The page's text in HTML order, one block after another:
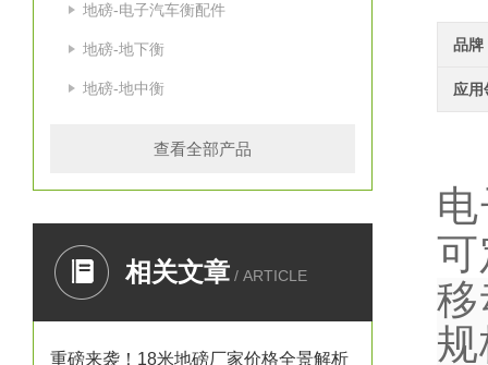
地磅-电子汽车衡配件
地磅-地下衡
地磅-地中衡
查看全部产品
相关文章 / ARTICLE
重磅来袭！18米地磅厂家价格全景解析
品牌
应用
可